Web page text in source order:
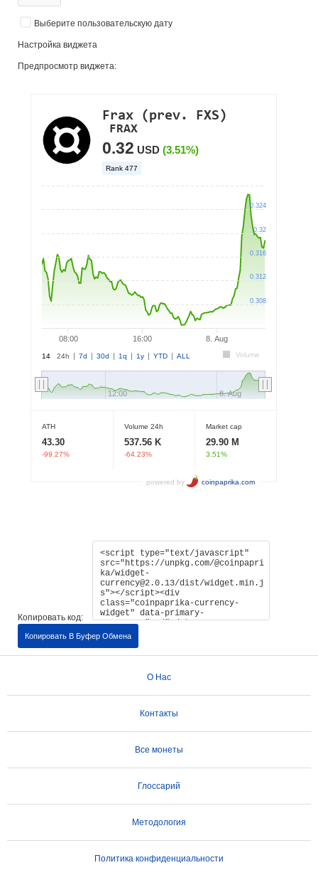
Выберите пользовательскую дату
Настройка виджета
Предпросмотр виджета:
Копировать код:
Копировать В Буфер Обмена
О Нас
Контакты
Все монеты
Глоссарий
Методология
Политика конфиденциальности